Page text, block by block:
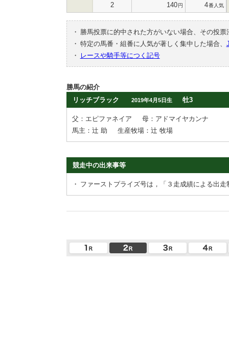
2 140円 4番人気
・
勝馬投票に的中された方がいない場合、その投
・ 特定の馬番・組番に人気が著しく集中した場合、
・
レースや騎手等につく記号
勝馬の紹介
リッチブラック
2019年4月5日生 牡3
父：エピファネイア
母：アドマイヤカンナ
馬主：辻 助
生産牧場：辻 牧場
競走中の出来事等
・ ファーストプライズ号は，「３走成績による出